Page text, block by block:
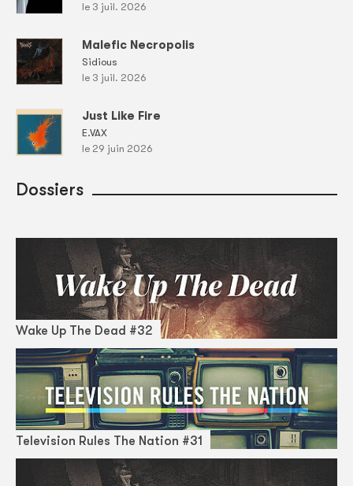
le 3 juil. 2026
Malefic Necropolis
Sidious
le 3 juil. 2026
Just Like Fire
E.VAX
le 29 juin 2026
Dossiers
Wake Up The Dead #32
Television Rules The Nation #31